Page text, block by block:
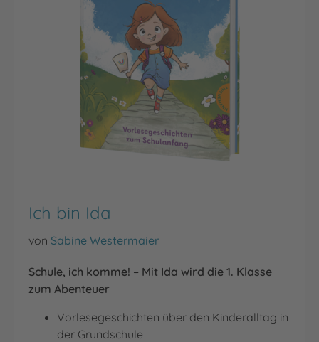
Ich bin Ida
von Sabine Westermaier
Schule, ich komme! – Mit Ida wird die 1. Klasse
zum Abenteuer
Vorlesegeschichten über den Kinderalltag in
der Grundschule